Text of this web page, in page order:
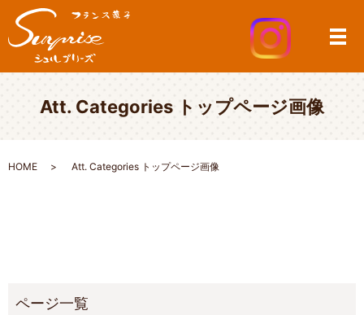
メ
Att. Categories トップページ画像
HOME Att. Categories トップページ画像